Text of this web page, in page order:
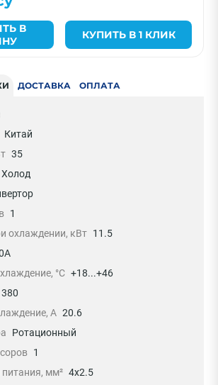
В
КУПИТЬ В 1 КЛИК
ДОСТАВКА ОПЛАТА
Китай
35
Холод
1
охлаждении, кВт 11.5
°С +18...+46
380
А 20.6
Ротационный
1
питания, мм² 4x2.5